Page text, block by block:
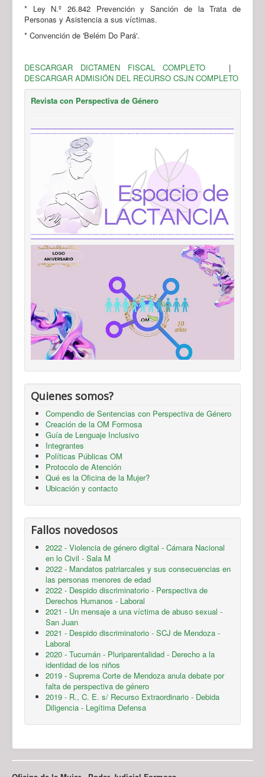
* Ley N.º 26.842 Prevención y Sanción de la Trata de
Personas y Asistencia a sus víctimas.
* Convención de 'Belém Do Pará'.
DESCARGAR DICTAMEN FISCAL COMPLETO |
DESCARGAR ADMISIÓN DEL RECURSO CSJN COMPLETO
Revista con Perspectiva de Género
Quienes somos?
Compendio de Sentencias con Perspectiva de Género
Creación de la OM Formosa
Guía de Lenguaje Inclusivo
Integrantes
Políticas Públicas OM
Protocolo de Atención
Qué es la Oficina de la Mujer?
Ubicación y contacto
Fallos novedosos
2022 - Violencia de género digital - Cámara Nacional
en lo Civil - Sala M
2022 - Mandatos patriarcales y sus consecuencias en
las personas menores de edad
2022 - Despido discriminatorio - Perspectiva de
Derechos Humanos - Laboral
2021 - Un mensaje a una víctima de abuso sexual -
San Juan
2021 - Despido discriminatorio - SCJ de Mendoza -
Laboral
2020 - Tucumán - Pluriparentalidad - Derecho a la
identidad de los niños
2019 - Suprema Corte de Mendoza anula debate por
falta de perspectiva de género
2019 - R., C. E. s/ Recurso Extraordinario - Debida
Diligencia - Legítima Defensa